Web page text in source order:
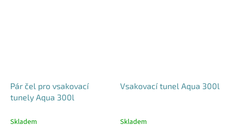
Pár čel pro vsakovací
tunely Aqua 300l
Skladem
Vsakovací tunel Aqua 300l
Skladem